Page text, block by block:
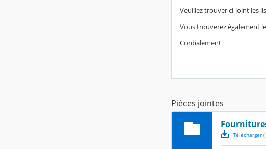
Veuillez trouver ci-joint les
Vous trouverez également
Cordialement
Pièces jointes
Télécharger(